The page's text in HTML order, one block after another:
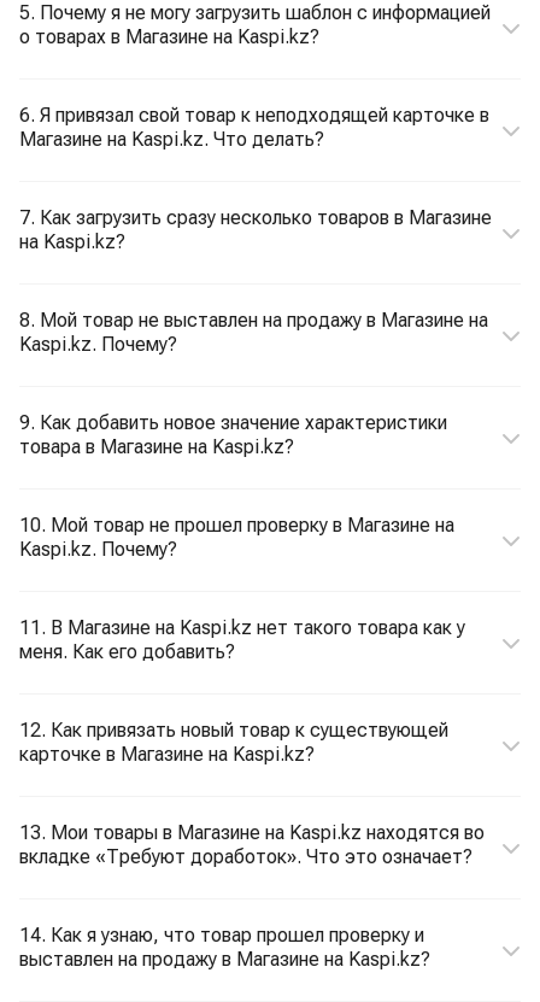
5. Почему я не могу загрузить шаблон с информацией
о товарах в Магазине на Kaspi.kz?
6. Я привязал свой товар к неподходящей карточке в
Магазине на Kaspi.kz. Что делать?
7. Как загрузить сразу несколько товаров в Магазине
на Kaspi.kz?
8. Мой товар не выставлен на продажу в Магазине на
Kaspi.kz. Почему?
9. Как добавить новое значение характеристики
товара в Магазине на Kaspi.kz?
10. Мой товар не прошел проверку в Магазине на
Kaspi.kz. Почему?
11. В Магазине на Kaspi.kz нет такого товара как у
меня. Как его добавить?
12. Как привязать новый товар к существующей
карточке в Магазине на Kaspi.kz?
13. Мои товары в Магазине на Kaspi.kz находятся во
вкладке «Требуют доработок». Что это означает?
14. Как я узнаю, что товар прошел проверку и
выставлен на продажу в Магазине на Kaspi.kz?